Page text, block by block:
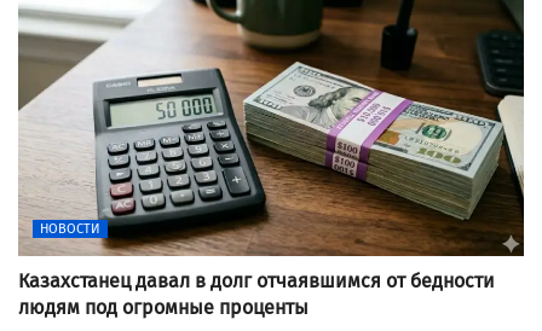
НОВОСТИ
Казахстанец давал в долг отчаявшимся от бедности
людям под огромные проценты